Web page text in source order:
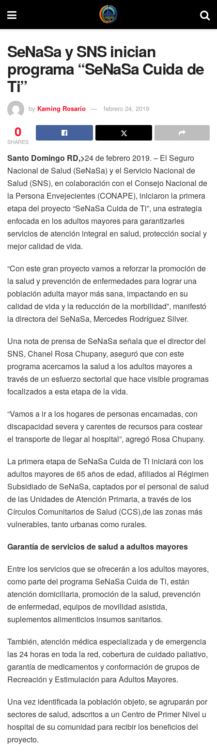
SeNaSa y SNS inician
programa “SeNaSa Cuida de
Ti”
by Kaming Rosario febrero 24, 2019
0
SHARES
Santo Domingo RD,>24 de febrero 2019. – El Seguro
Nacional de Salud (SeNaSa) y el Servicio Nacional de
Salud (SNS), en colaboración con el Consejo Nacional de
la Persona Envejecientes (CONAPE), iniciaron la primera
etapa del proyecto “SeNaSa Cuida de Ti”, una estrategia
enfocada en los adultos mayores para garantizarles
servicios de atención integral en salud, protección social y
mejor calidad de vida.
“Con este gran proyecto vamos a reforzar la promoción de
la salud y prevención de enfermedades para lograr una
población adulta mayor más sana, impactando en su
calidad de vida y la reducción de la morbilidad”, manifestó
la directora del SeNaSa, Mercedes Rodríguez Silver.
Una nota de prensa de SeNaSa señala que el director del
SNS, Chanel Rosa Chupany, aseguró que con este
programa acercamos la salud a los adultos mayores a
través de un esfuerzo sectorial que hace visible programas
focalizados a esta etapa de la vida.
“Vamos a ir a los hogares de personas encamadas, con
discapacidad severa y carentes de recursos para costear
el transporte de llegar al hospital”, agregó Rosa Chupany.
La primera etapa de SeNaSa Cuida de Ti iniciará con los
adultos mayores de 65 años de edad, afiliados al Régimen
Subsidiado de SeNaSa, captados por el personal de salud
de las Unidades de Atención Primaria, a través de los
Círculos Comunitarios de Salud (CCS),de las zonas más
vulnerables, tanto urbanas como rurales.
Garantía de servicios de salud a adultos mayores
Entre los servicios que se ofrecerán a los adultos mayores,
como parte del programa SeNaSa Cuida de Ti, están
atención domiciliaria, promoción de la salud, prevención
de enfermedad, equipos de movilidad asistida,
suplementos alimenticios insumos sanitarios.
También, atención médica especializada y de emergencia
las 24 horas en toda la red, cobertura de cuidado paliativo,
garantía de medicamentos y conformación de grupos de
Recreación y Estimulación para Adultos Mayores.
Una vez identificada la población objeto, se agruparán por
sectores de salud, adscritos a un Centro de Primer Nivel u
hospital de su comunidad para recibir los beneficios del
proyecto.